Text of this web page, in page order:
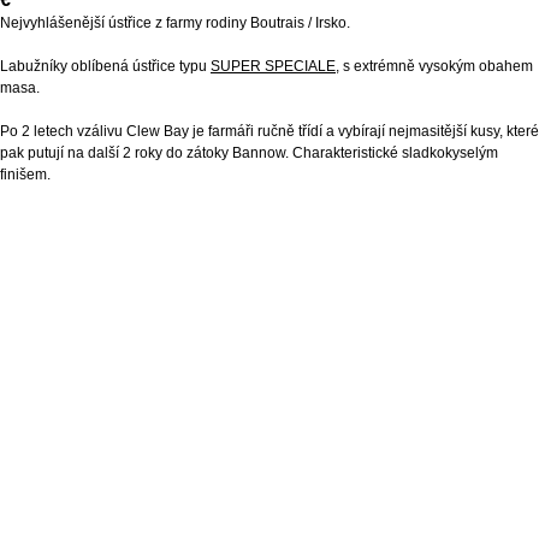
Nejvyhlášenější ústřice z farmy rodiny Boutrais / Irsko.
Labužníky oblíbená ústřice typu SUPER SPECIALE , s extrémně vysokým obahem
masa.
Po 2 letech vzálivu Clew Bay je farmáři ručně třídí a vybírají nejmasitější kusy, které
pak putují na další 2 roky do zátoky Bannow. Charakteristické sladkokyselým
finišem.